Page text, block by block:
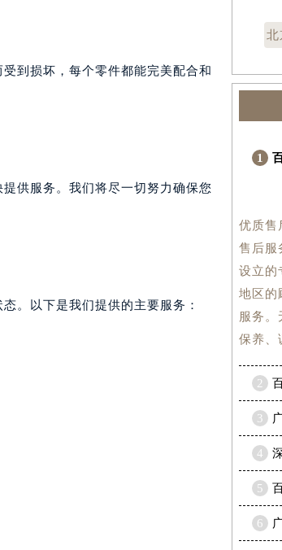
到损坏，每个零件都能完美配合和
供服务。我们将尽一切努力确保您
。以下是我们提供的主要服务：
北
1
优质售
售后服
设立的
地区的
服务。
保养、
2
3
4
5
6